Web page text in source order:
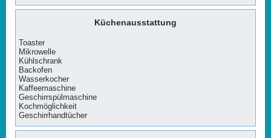
Küchenausstattung
Toaster
Mikrowelle
Kühlschrank
Backofen
Wasserkocher
Kaffeemaschine
Geschirrspülmaschine
Kochmöglichkeit
Geschirrhandtücher